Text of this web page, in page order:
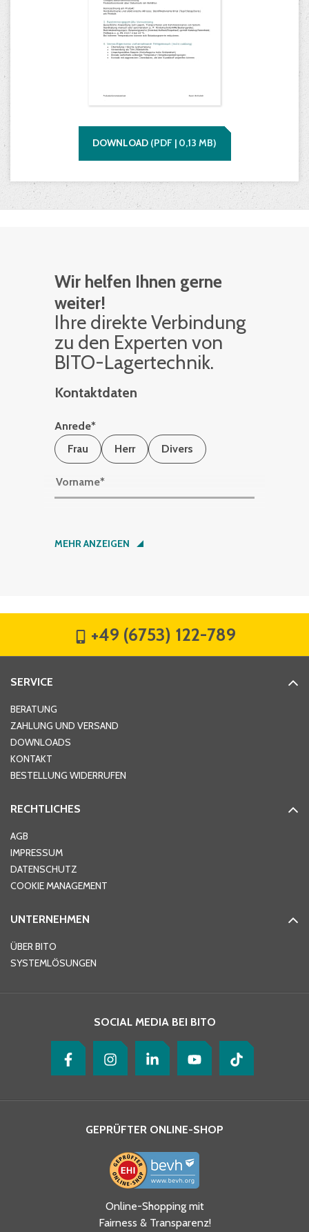
DOWNLOAD (PDF | 0,13 MB)
Wir helfen Ihnen gerne
weiter!
Ihre di­rek­te Ver­bin­dung
zu den Ex­per­ten von
BITO-La­ger­tech­nik.
Kontaktdaten
Anrede*
Frau
Herr Divers
Vorname*
Nachname*
Hausnummer
Ort*
Telefon
Ja, ich habe die
Datenschutzhinweise gelesen
MEHR ANZEIGEN
+49 (6753) 122-789
SERVICE
BERATUNG
ZAHLUNG UND VERSAND
DOWNLOADS
KONTAKT
BESTELLUNG WIDERRUFEN
RECHTLICHES
AGB
IMPRESSUM
DATENSCHUTZ
COOKIE MANAGEMENT
UNTERNEHMEN
ÜBER BITO
SYSTEMLÖSUNGEN
SOCIAL MEDIA BEI BITO
GEPRÜFTER ONLINE-SHOP
Online-Shopping mit
Fairness & Transparenz!